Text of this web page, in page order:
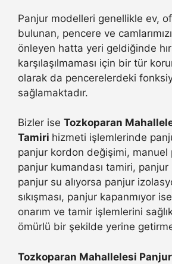
Panjur modelleri genellikle ev,
bulunan, pencere ve
önleyen hatta yeri geldiğinde
karşılaşılmaması için bir tür
olarak da pencerelerdeki
sağlamaktadır.
Bizler ise Tozkoparan
Tamiri hizmeti işlemlerinde
panjur kordon değişimi, manuel
panjur kumandası tamiri,
panjur su alıyorsa panjur
sıkışması, panjur kapanmıyor
onarım ve tamir işlemlerini
ömürlü bir şekilde yerine
Tozkoparan Mahallelesi